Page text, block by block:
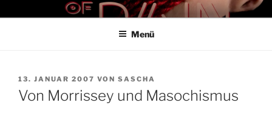
InhaltTHE ART OF PAIN
Der Blog für BDSM und Kinky Lifestyle
Menü
VERÖFFENTLICHT
AM
13. JANUAR 2007 VON SASCHA
Von Morrissey und Masochismus